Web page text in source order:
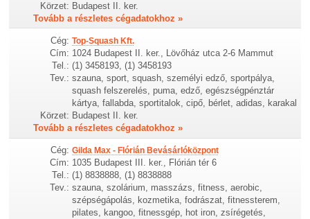
Körzet: Budapest II. ker.
Tovább a részletes cégadatokhoz »
Cég: Top-Squash Kft.
Cím: 1024 Budapest II. ker., Lövőház utca 2-6 Mammut
Tel.: (1) 3458193, (1) 3458193
Tev.: szauna, sport, squash, személyi edző, sportpálya,
squash felszerelés, puma, edző, egészségpénztár
kártya, fallabda, sportitalok, cipő, bérlet, adidas, karakal
Körzet: Budapest II. ker.
Tovább a részletes cégadatokhoz »
Cég: Gilda Max - Flórián Bevásárlóközpont
Cím: 1035 Budapest III. ker., Flórián tér 6
Tel.: (1) 8838888, (1) 8838888
Tev.: szauna, szolárium, masszázs, fitness, aerobic,
szépségápolás, kozmetika, fodrászat, fitnessterem,
pilates, kangoo, fitnessgép, hot iron, zsírégetés,